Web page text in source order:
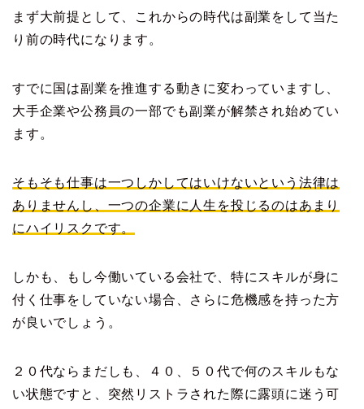
まず大前提として、これからの時代は副業をして当た
り前の時代になります。
すでに国は副業を推進する動きに変わっていますし、
大手企業や公務員の一部でも副業が解禁され始めてい
ます。
そもそも仕事は一つしかしてはいけないという法律は
ありませんし、一つの企業に人生を投じるのはあまり
にハイリスクです。
しかも、もし今働いている会社で、特にスキルが身に
付く仕事をしていない場合、さらに危機感を持った方
が良いでしょう。
２０代ならまだしも、４０、５０代で何のスキルもな
い状態ですと、突然リストラされた際に露頭に迷う可